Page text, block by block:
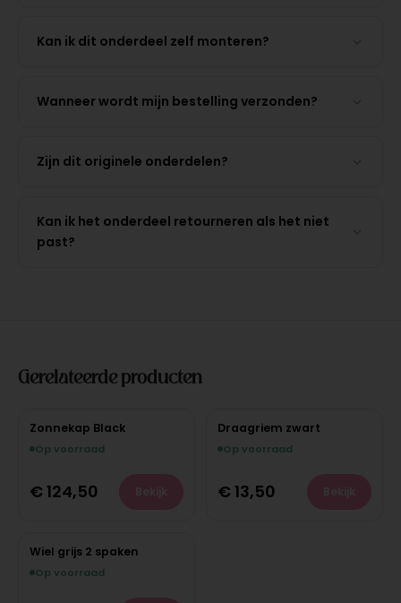
Kan ik dit onderdeel zelf monteren?
Wanneer wordt mijn bestelling verzonden?
Zijn dit originele onderdelen?
Kan ik het onderdeel retourneren als het niet
past?
Gerelateerde producten
Zonnekap Black
Op voorraad
€ 124,50
Draagriem zwart
Op voorraad
€ 13,50
Wiel grijs 2 spaken
Op voorraad